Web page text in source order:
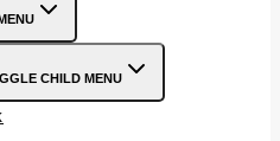
CHILD MENU